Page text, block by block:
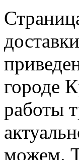
городе
работы
можем.